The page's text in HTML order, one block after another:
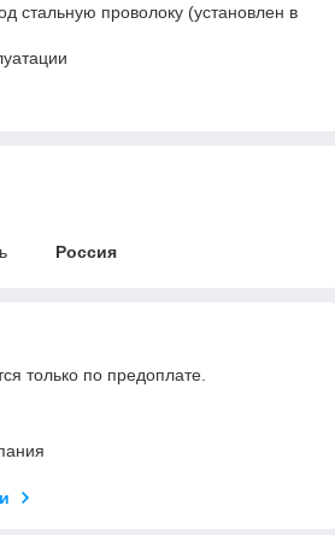
стальную проволоку (установлен в
Россия
только по предоплате.